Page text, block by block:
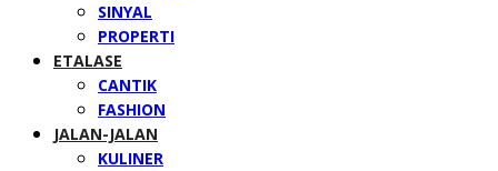
SINYAL
PROPERTI
ETALASE
CANTIK
FASHION
JALAN-JALAN
KULINER